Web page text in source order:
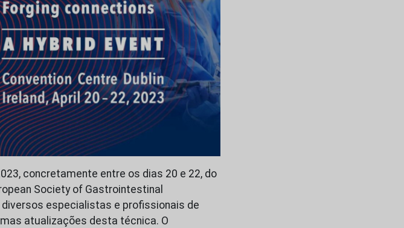
concretamente entre os dias 20 e 22, do
Society of Gastrointestinal
diversos especialistas e profissionais de
atualizações desta técnica. O